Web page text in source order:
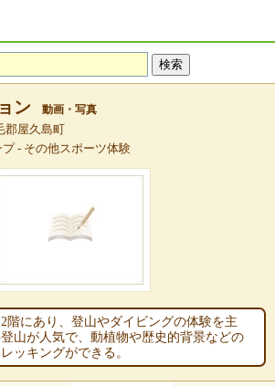
ン 動画・写真
郡屋久島町
- その他スポーツ体験
階にあり、登山やダイビングの体験を主
山が人気で、動植物や歴史的背景などの
ッキングができる。